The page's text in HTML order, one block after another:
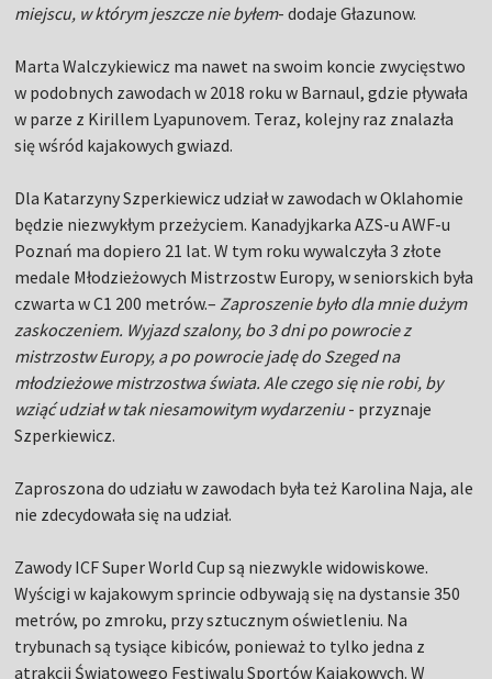
miejscu, w którym jeszcze nie byłem- dodaje Głazunow.
Marta Walczykiewicz ma nawet na swoim koncie zwycięstwo
w podobnych zawodach w 2018 roku w Barnaul, gdzie pływała
w parze z Kirillem Lyapunovem. Teraz, kolejny raz znalazła
się wśród kajakowych gwiazd.
Dla Katarzyny Szperkiewicz udział w zawodach w Oklahomie
będzie niezwykłym przeżyciem. Kanadyjkarka AZS-u AWF-u
Poznań ma dopiero 21 lat. W tym roku wywalczyła 3 złote
medale Młodzieżowych Mistrzostw Europy, w seniorskich była
czwarta w C1 200 metrów.–Zaproszenie było dla mnie dużym
zaskoczeniem. Wyjazd szalony, bo 3 dni po powrocie z
mistrzostw Europy, a po powrocie jadę do Szeged na
młodzieżowe mistrzostwa świata. Ale czego się nie robi, by
wziąć udział w tak niesamowitym wydarzeniu- przyznaje
Szperkiewicz.
Zaproszona do udziału w zawodach była też Karolina Naja, ale
nie zdecydowała się na udział.
Zawody ICF Super World Cup są niezwykle widowiskowe.
Wyścigi w kajakowym sprincie odbywają się na dystansie 350
metrów, po zmroku, przy sztucznym oświetleniu. Na
trybunach są tysiące kibiców, ponieważ to tylko jedna z
atrakcji Światowego Festiwalu Sportów Kajakowych. W